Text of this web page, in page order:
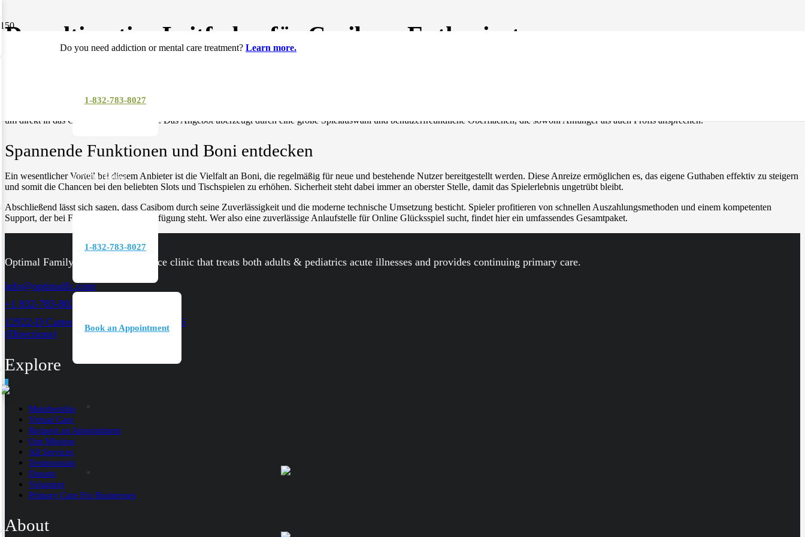
Do you need addiction or mental care treatment? Learn more.
1-832-783-8027
COVID Hotline
1-832-783-8027
Book an Appointment
Der ultimative Leitfaden für Casibom Enthusiasten
um direkt in das Geschehen einzusteigen. Das Angebot überzeugt durch eine große Spielauswahl und benutzerfreundliche Oberflächen, die sowohl Anfänger als auch Profis ansprechen.
Spannende Funktionen und Boni entdecken
Ein wesentlicher Vorteil bei diesem Anbieter ist die Vielfalt an Boni, die regelmäßig für neue und bestehende Nutzer bereitgestellt werden. Diese Anreize ermöglichen es, das eigene Guthaben effektiv zu steigern
und somit die Chancen bei den beliebten Slots und Tischspielen zu erhöhen. Sicherheit steht dabei immer an oberster Stelle, damit das Spielerlebnis ungetrübt bleibt.
Abschließend lässt sich sagen, dass Casibom durch seine Zuverlässigkeit und die moderne technische Umsetzung besticht. Spieler profitieren von schnellen Auszahlungsmethoden und einem kompetenten
Support, der bei Fragen jederzeit zur Verfügung steht. Wer also eine zuverlässige Anlaufstelle für Online Glücksspiel sucht, findet hier ein umfassendes Gesamtpaket.
Optimal Family Care is a full-service clinic that treats both adults & pediatrics acute illnesses and provides continuing primary care.
info@optimalfc.com
+1 832-783-8027
12922-D Cutten RD. Houston, TX 77066
(Directions)
Explore
Membership
Virtual Care
Request an Appointment
Our Mission
All Services
Testimonials
Donate
Volunteer
Primary Care For Businesses
About